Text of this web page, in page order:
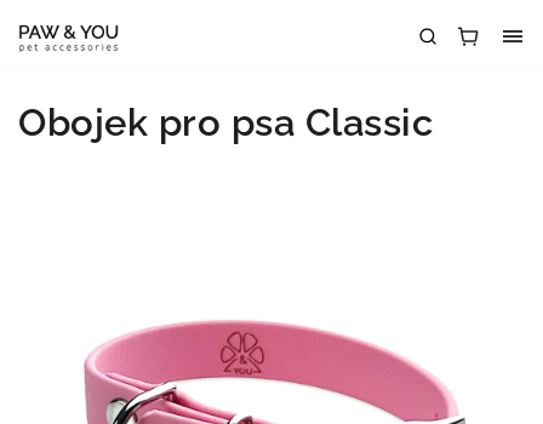
Obojek pro psa Classic